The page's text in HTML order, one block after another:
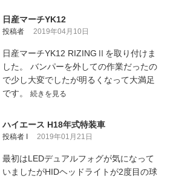
日産マーチYK12
投稿者 2019年04月10日
日産マーチYK12 RIZINGⅡを取り付けま
した。 バンパーを外しての作業だったの
で少し大変でしたが明るくなって大満足
です。 続きを見る
ハイエース H18年式特装車
投稿者 I 2019年01月21日
最初はLEDデュアルフォグが気になって
いましたがHIDヘッドライトが2度目の球